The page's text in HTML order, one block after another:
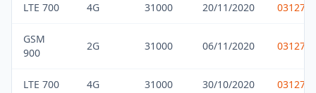
LTE 700 4G 31000 20/11/2020
GSM
900
2G 31000 06/11/2020
LTE 700 4G 31000 30/10/2020